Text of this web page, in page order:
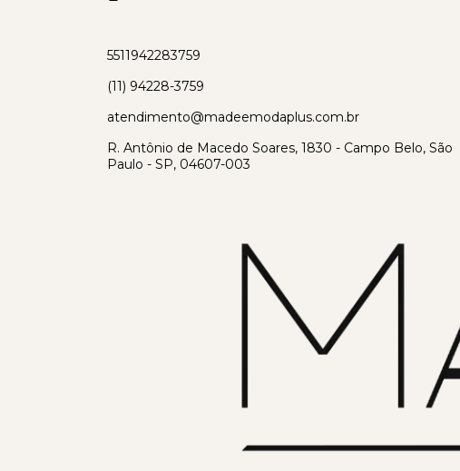
5511942283759
(11) 94228-3759
atendimento@madeemodaplus.com.br
R. Antônio de Macedo Soares, 1830 - Campo Belo, São
Paulo - SP, 04607-003